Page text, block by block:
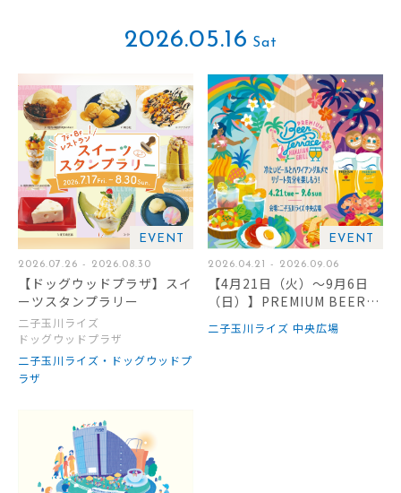
2026.05.16 Sat
EVENT
2026.07.26 - 2026.08.30
【ドッグウッドプラザ】スイ
ーツスタンプラリー
二子玉川ライズ
ドッグウッドプラザ
二子玉川ライズ・ドッグウッドプ
ラザ
EVENT
2026.04.21 - 2026.09.06
【4月21日（火）～9月6日
（日）】PREMIUM BEER T
ERRACE 2026 -HAWAIIAN
GRILL-
二子玉川ライズ 中央広場